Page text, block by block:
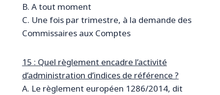
B. A tout moment
C. Une fois par trimestre, à la demande des
Commissaires aux Comptes
15 : Quel règlement encadre l’activité
d’administration d’indices de référence ?
A. Le règlement européen 1286/2014, dit